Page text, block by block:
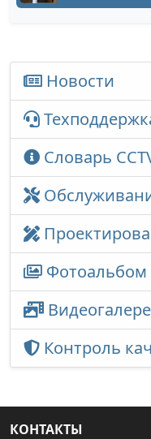
Новости
Словарь
Фотоальбом
Контроль
КОНТАКТЫ